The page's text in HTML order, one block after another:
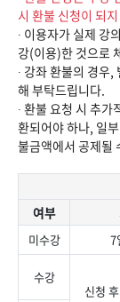
시 환불 신청이 되
∙ 이용자가 실제 강
강(이용)한 것으로
∙ 강좌 환불의 경우
해 부탁드립니다.
∙ 환불 요청 시 추
환되어야 하나, 일
불금액에서 공제될
여부
미수강 7
수강
신청